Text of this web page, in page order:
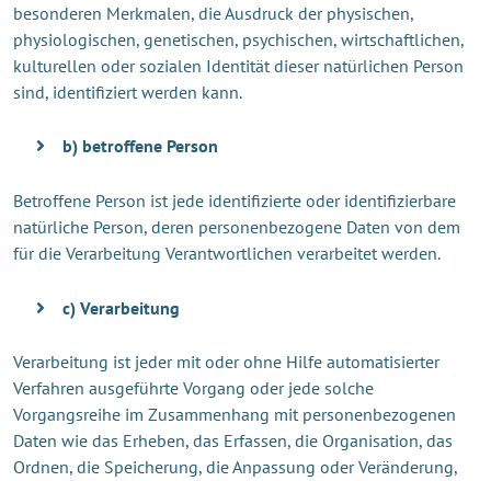
besonderen Merkmalen, die Ausdruck der physischen,
physiologischen, genetischen, psychischen, wirtschaftlichen,
kulturellen oder sozialen Identität dieser natürlichen Person
sind, identifiziert werden kann.
b) betroffene Person
Betroffene Person ist jede identifizierte oder identifizierbare
natürliche Person, deren personenbezogene Daten von dem
für die Verarbeitung Verantwortlichen verarbeitet werden.
c) Verarbeitung
Verarbeitung ist jeder mit oder ohne Hilfe automatisierter
Verfahren ausgeführte Vorgang oder jede solche
Vorgangsreihe im Zusammenhang mit personenbezogenen
Daten wie das Erheben, das Erfassen, die Organisation, das
Ordnen, die Speicherung, die Anpassung oder Veränderung,